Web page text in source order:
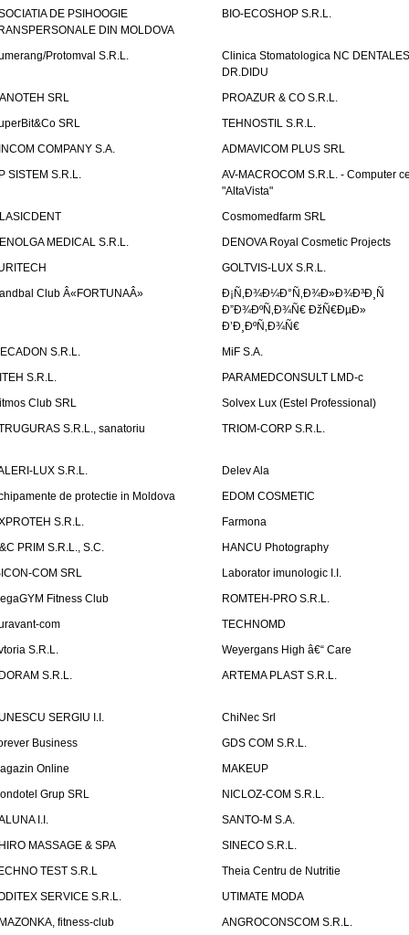
DE PSIHOOGIE
DIN MOLDOVA
BIO-ECOSHOP S.R.L.
Protomval S.R.L.
Clinica Stomatologica NC DENTALES
DR.DIDU
SRL
PROAZUR & CO S.R.L.
SRL
TEHNOSTIL S.R.L.
COMPANY S.A.
ADMAVICOM PLUS SRL
SISTEM S.R.L.
AV-MACROCOM S.R.L. - Computer
"AltaVista"
Cosmomedfarm SRL
MEDICAL S.R.L.
DENOVA Royal Cosmetic Projects
GOLTVIS-LUX S.R.L.
Club Â«FORTUNAÂ»
Ð¡Ñ‚Ð¾Ð¼Ð°Ñ‚Ð¾Ð»Ð¾Ð³Ð¸Ñ
Ð”Ð¾ÐºÑ‚Ð¾Ñ€ ÐžÑ€ÐµÐ»
Ð’Ð¸ÐºÑ‚Ð¾Ñ€
S.R.L.
MiF S.A.
S.R.L.
PARAMEDCONSULT LMD-c
Club SRL
Solvex Lux (Estel Professional)
S.R.L., sanatoriu
TRIOM-CORP S.R.L.
LUX S.R.L.
Delev Ala
de protectie in Moldova
EDOM COSMETIC
S.R.L.
Farmona
PRIM S.R.L., S.C.
HANCU Photography
COM SRL
Laborator imunologic I.I.
Fitness Club
ROMTEH-PRO S.R.L.
com
TECHNOMD
S.R.L.
Weyergans High â€“ Care
S.R.L.
ARTEMA PLAST S.R.L.
SERGIU I.I.
ChiNec Srl
Business
GDS COM S.R.L.
Online
MAKEUP
Grup SRL
NICLOZ-COM S.R.L.
I.I.
SANTO-M S.A.
MASSAGE & SPA
SINECO S.R.L.
TEST S.R.L
Theia Centru de Nutritie
SERVICE S.R.L.
UTIMATE MODA
fitness-club
ANGROCONSCOM S.R.L.